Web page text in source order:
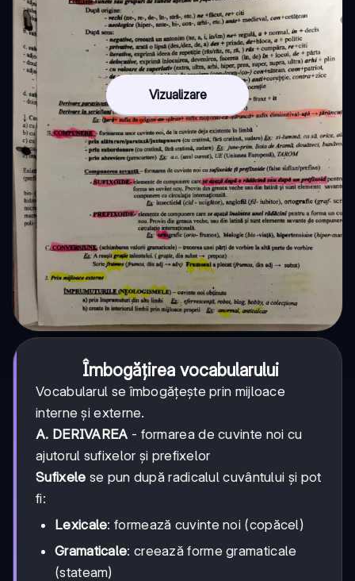
Vizualizare
Îmbogățirea vocabularului
Vocabularul se îmbogățește prin mijloace
interne și externe.
A. DERIVAREA - formarea de cuvinte noi cu
ajutorul sufixelor și prefixelor
Sufixele se pun după radicalul cuvântului și pot
fi:
Lexicale: formează cuvinte noi (copăcel)
Gramaticale: creează forme gramaticale
(stateam)